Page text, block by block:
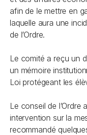
afin de le mettre en
laquelle aura une
de l’Ordre.
Le comité a reçu un
un mémoire
Loi protégeant les
Le conseil de l’Ordre
intervention sur la
recommandé